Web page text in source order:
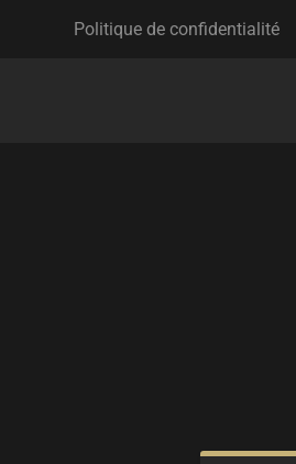
Politique de confidentialité